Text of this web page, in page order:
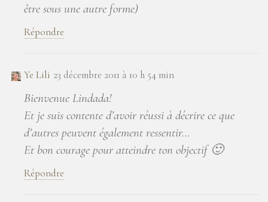
être sous une autre forme)
Répondre
Ye Lili 23 décembre 2011 à 10 h 54 min
Bienvenue Lindada!
Et je suis contente d’avoir réussi à décrire ce que
d’autres peuvent également ressentir…
Et bon courage pour atteindre ton objectif 🙂
Répondre